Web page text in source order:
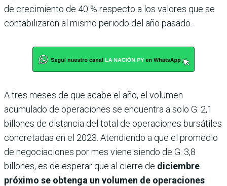
de crecimiento de 40 % respecto a los valores que se
contabilizaron al mismo periodo del año pasado.
A tres meses de que acabe el año, el volumen
acumulado de operaciones se encuentra a solo G. 2,1
billones de distancia del total de operaciones bursátiles
concretadas en el 2023. Atendiendo a que el promedio
de negociaciones por mes viene siendo de G. 3,8
billones, es de esperar que al cierre de diciembre
próximo se obtenga un volumen de operaciones